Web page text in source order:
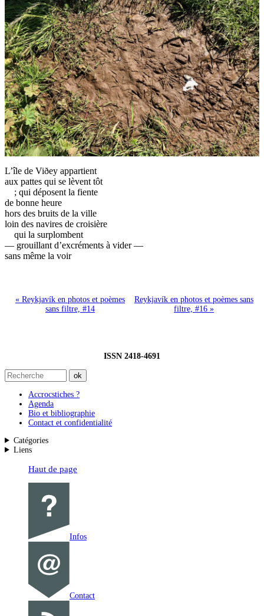
L’île de Viðey appartient
aux pattes qui se lèvent tôt
; qui déposent la fiente
de bonne heure
hors des bruits de la ville
loin des navires de croisière
qui la surplombent
— grouillant d’excréments à vider —
sans même la voir
« Reykjavík en photos et poèmes
sans filtre, #14
Reykjavík en photos et poèmes sans
filtre, #16 »
ISSN 2418-4691
Accrocstiches ?
Agenda
Bio et bibliographie
Contact et confidentialité
Catégories
Liens
Haut de page
Infos
Contact